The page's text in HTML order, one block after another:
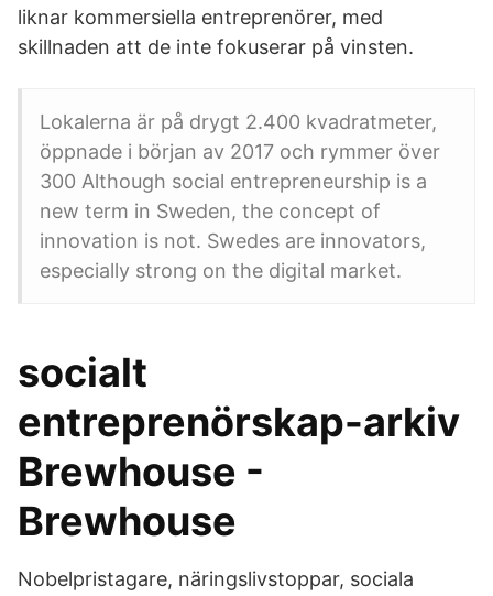
liknar kommersiella entreprenörer, med
skillnaden att de inte fokuserar på vinsten.
Lokalerna är på drygt 2.400 kvadratmeter,
öppnade i början av 2017 och rymmer över
300 Although social entrepreneurship is a
new term in Sweden, the concept of
innovation is not. Swedes are innovators,
especially strong on the digital market.
socialt
entreprenörskap-arkiv
Brewhouse -
Brewhouse
Nobelpristagare, näringslivstoppar, sociala